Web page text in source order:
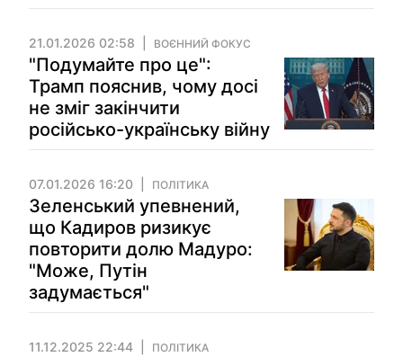
21.01.2026 02:58 ВОЄННИЙ ФОКУС
"Подумайте про це":
Трамп пояснив, чому досі
не зміг закінчити
російсько-українську війну
07.01.2026 16:20 ПОЛІТИКА
Зеленський упевнений,
що Кадиров ризикує
повторити долю Мадуро:
"Може, Путін
задумається"
11.12.2025 22:44 ПОЛІТИКА